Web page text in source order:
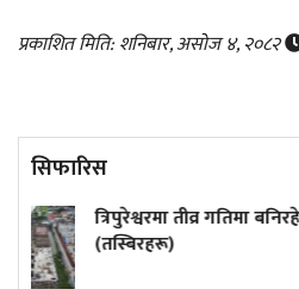
प्रकाशित मिति: शनिबार, असोज ४, २०८२
सिफारिस
केन्द्र ५० वर्षमा